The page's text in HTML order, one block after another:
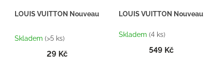
LOUIS VUITTON Nouveau monde - Inspirace H140 - tester 2ml
hodnocení
je
Skladem (>5 ks)
29 Kč
LOUIS VUITTON Nouveau
Skladem (4 ks)
549 Kč